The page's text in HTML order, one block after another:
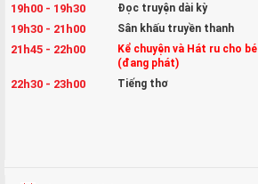
19h00 - 19h30 Đọc truyện dài kỳ
19h30 - 21h00 Sân khấu truyền thanh
21h45 - 22h00
Kể chuyện và Hát ru cho bé
(đang phát)
22h30 - 23h00 Tiếng thơ